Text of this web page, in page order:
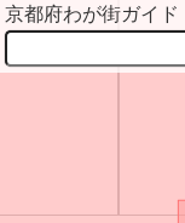
京都府わが街ガイド